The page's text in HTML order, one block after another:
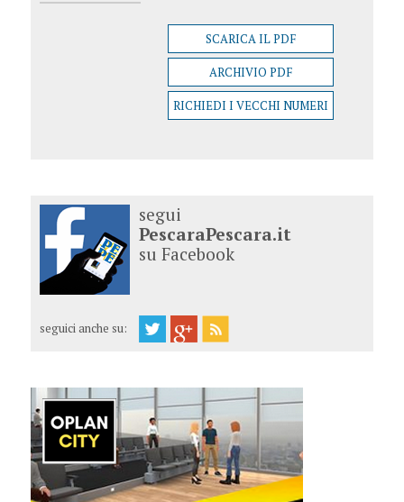
SCARICA IL PDF
ARCHIVIO PDF
RICHIEDI I VECCHI NUMERI
segui
PescaraPescara.it
su Facebook
seguici anche su: